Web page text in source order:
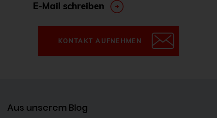
GOsa
Governance
Grafana
Graphite
haproxy
E-Mail schreiben
KONTAKT AUFNEHMEN
Aus unserem Blog